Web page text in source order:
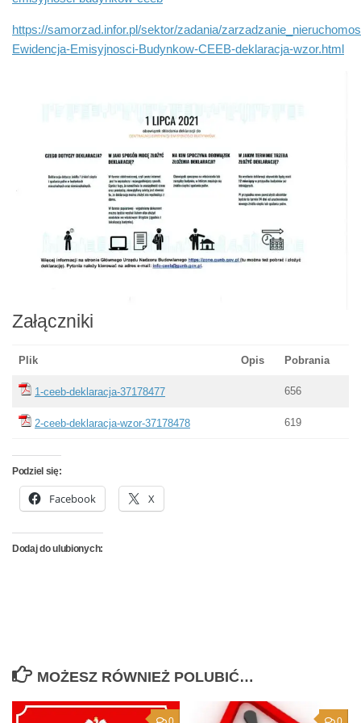
https://samorzad.infor.pl/sektor/zadania/
Ewidencja-Emisyjnosci-Budynkow-CEEB-deklaracja-wzor.html
Załączniki
Plik Opis Pobrania
1-ceeb-deklaracja-37178477 656
2-ceeb-deklaracja-wzor-37178478 619
Podziel się:
Facebook X
Dodaj do ulubionych:
MOŻESZ RÓWNIEŻ POLUBIĆ…